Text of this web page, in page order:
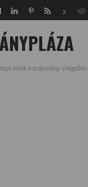
hírek a tudomány világából.